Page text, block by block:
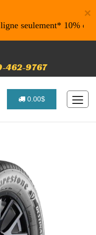
×
seulement* 10% de
462-9767
0.00$